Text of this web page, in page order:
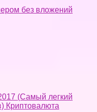
без вложений
(Самый легкий
Криптовалюта